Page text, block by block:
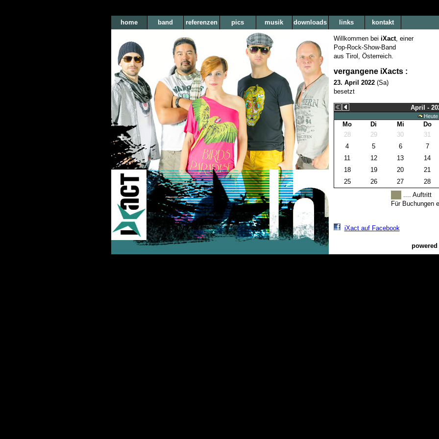
home band referenzen pics musik downloads links kontakt
Willkommen bei iXact, einer
Pop-Rock-Show-Band
aus Tirol, Österreich.
vergangene iXacts :
23. April 2022(Sa)
besetzt
April -
Heute
Mo Di Mi
Do
28
29 30
31
4
5 6
7
11
12 13
14
18
19 20
21
25
26 27
28
.... Auftritt
Für Buchungen
powered
iXact auf Facebook